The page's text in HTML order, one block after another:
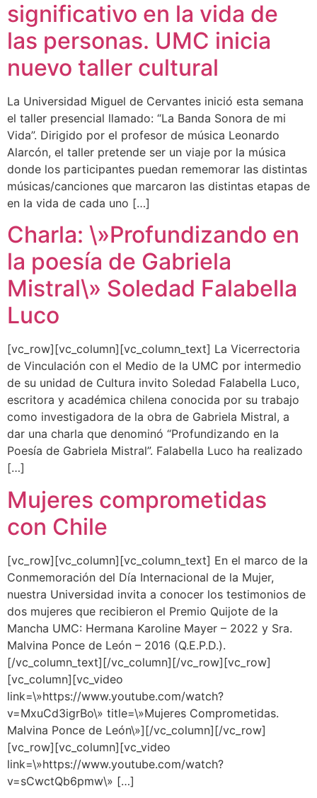
significativo en la vida de
las personas. UMC inicia
nuevo taller cultural
La Universidad Miguel de Cervantes inició esta semana
el taller presencial llamado: “La Banda Sonora de mi
Vida”. Dirigido por el profesor de música Leonardo
Alarcón, el taller pretende ser un viaje por la música
donde los participantes puedan rememorar las distintas
músicas/canciones que marcaron las distintas etapas de
en la vida de cada uno […]
Charla: \»Profundizando en
la poesía de Gabriela
Mistral\» Soledad Falabella
Luco
[vc_row][vc_column][vc_column_text] La Vicerrectoria
de Vinculación con el Medio de la UMC por intermedio
de su unidad de Cultura invito Soledad Falabella Luco,
escritora y académica chilena conocida por su trabajo
como investigadora de la obra de Gabriela Mistral, a
dar una charla que denominó “Profundizando en la
Poesía de Gabriela Mistral”. Falabella Luco ha realizado
[…]
Mujeres comprometidas
con Chile
[vc_row][vc_column][vc_column_text] En el marco de la
Conmemoración del Día Internacional de la Mujer,
nuestra Universidad invita a conocer los testimonios de
dos mujeres que recibieron el Premio Quijote de la
Mancha UMC: Hermana Karoline Mayer – 2022 y Sra.
Malvina Ponce de León – 2016 (Q.E.P.D.).
[/vc_column_text][/vc_column][/vc_row][vc_row]
[vc_column][vc_video
link=\»https://www.youtube.com/watch?
v=MxuCd3igrBo\» title=\»Mujeres Comprometidas.
Malvina Ponce de León\»][/vc_column][/vc_row]
[vc_row][vc_column][vc_video
link=\»https://www.youtube.com/watch?
v=sCwctQb6pmw\» […]